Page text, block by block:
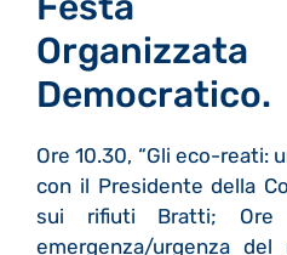
Democratico.
Ore 10.30, “Gli eco-reati:
con il Presidente della
sui rifiuti Bratti; Ore
emergenza/urgenza